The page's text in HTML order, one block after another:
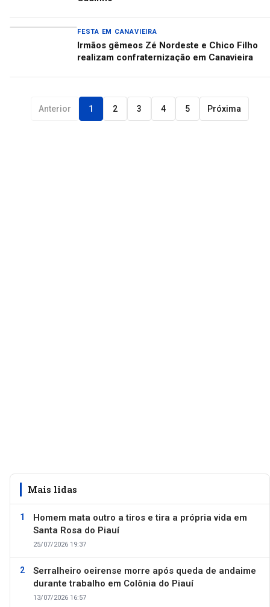
FESTA EM CANAVIEIRA
Irmãos gêmeos Zé Nordeste e Chico Filho
realizam confraternização em Canavieira
Anterior 1 2 3 4 5 Próxima
Mais lidas
Homem mata outro a tiros e tira a própria vida em
Santa Rosa do Piauí
25/07/2026 19:37
Serralheiro oeirense morre após queda de andaime
durante trabalho em Colônia do Piauí
13/07/2026 16:57